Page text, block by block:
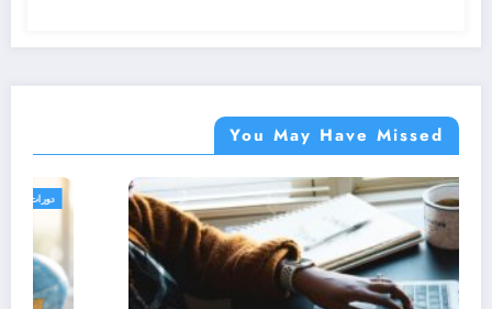
You May Have Missed
دورات مجانية